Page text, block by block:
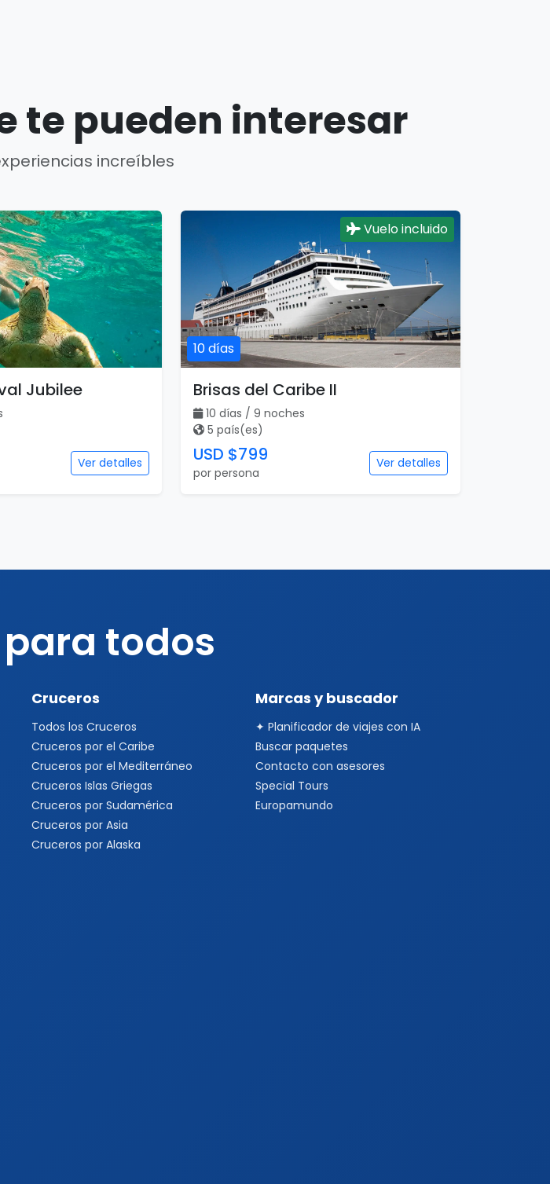
te pueden interesar
increíbles
Jubilee
Ver detalles
10 días
Vuelo incluido
Brisas del Caribe II
10 días / 9 noches
5 país(es)
USD $799
por persona
Ver detalles
todos
Cruceros
Todos los Cruceros
Cruceros por el Caribe
Cruceros por el Mediterráneo
Cruceros Islas Griegas
Cruceros por Sudamérica
Cruceros por Asia
Cruceros por Alaska
Marcas y buscador
✦ Planificador de viajes con IA
Buscar paquetes
Contacto con asesores
Special Tours
Europamundo